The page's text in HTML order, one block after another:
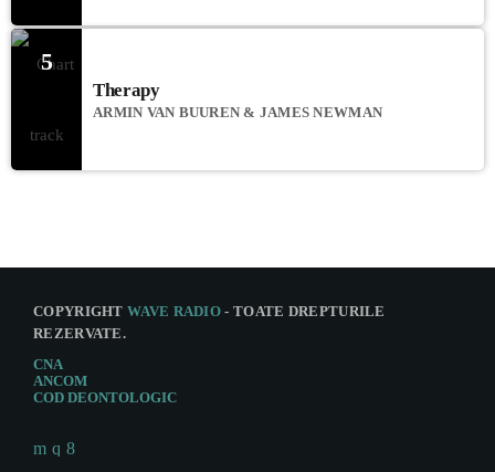
5
Therapy
ARMIN VAN BUUREN & JAMES NEWMAN
COPYRIGHTWAVE RADIO - TOATE DREPTURILE
REZERVATE.
CNA
ANCOM
COD DEONTOLOGIC